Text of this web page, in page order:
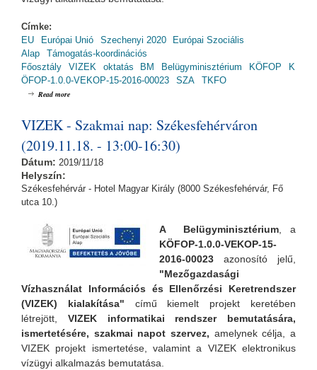
Címke:
EU
Európai Unió Szechenyi 2020
Európai Szociális
Alap
Támogatás-koordinációs
Főosztály
VIZEK oktatás BM Belügyminisztérium KÖFOP
K
ÖFOP-1.0.0-VEKOP-15-2016-00023
SZA TKFO
Read more
VIZEK - Szakmai nap: Székesfehérváron
(2019.11.18. - 13:00-16:30)
Dátum: 2019/11/18
Helyszín:
Székesfehérvár - Hotel Magyar Király (8000 Székesfehérvár, Fő
utca 10.)
A Belügyminisztérium , a
KÖFOP-1.0.0-VEKOP-15-
2016-00023 azonosító jelű,
"Mezőgazdasági
Vízhasználat Információs és Ellenőrzési Keretrendszer
(VIZEK) kialakítása" című kiemelt projekt keretében
létrejött, VIZEK informatikai rendszer bemutatására,
ismertetésére, szakmai napot szervez, amelynek célja, a
VIZEK projekt ismertetése, valamint a VIZEK elektronikus
vízügyi alkalmazás bemutatása.